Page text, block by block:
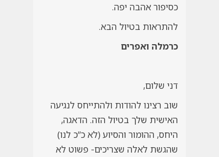
כסיפור אהבה יפה.
להתראות בטיול הבא.
כרמלה ואפרים
דני שלום,
שוב רצינו להודות ולהתייחס לנגיעה
האישית שלך בטיול הזה. הדאגה,
היחס, ההומור והסיוע (לא כ”כ לנו)
שהגשת לאלה שצריכים- פשוט לא